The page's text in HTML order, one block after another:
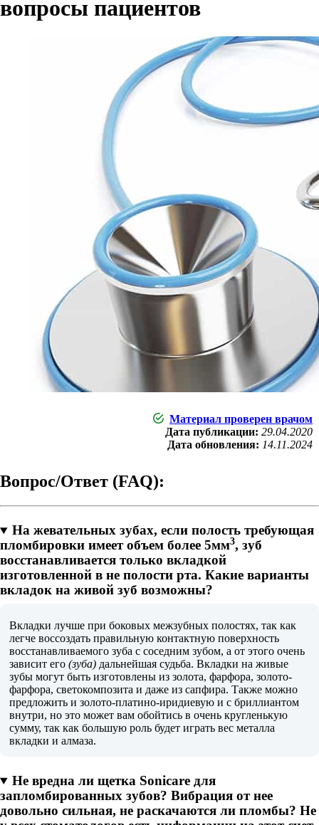
вопросы пациентов
Материал проверен врачом
Дата публикации: 29.04.2020
Дата обновления: 14.11.2024
Вопрос/Ответ (FAQ):
На жевательных зубах, если полость требующая
пломбировки имеет объем более 5мм3, зуб
восстанавливается только вкладкой
изготовленной в не полости рта. Какие варианты
вкладок на живой зуб возможны?
Вкладки лучше при боковых межзубных полостях, так как
легче воссоздать правильную контактную поверхность
восстанавливаемого зуба с соседним зубом, а от этого очень
зависит его(зуба) дальнейшая судьба. Вкладки на живые
зубы могут быть изготовлены из золота, фарфора, золото-
фарфора, светокомпозита и даже из сапфира. Также можно
предложить и золото-платино-иридиевую и с бриллиантом
внутри, но это может вам обойтись в очень кругленькую
сумму, так как большую роль будет играть вес металла
вкладки и алмаза.
Не вредна ли щетка Sonicare для
запломбированных зубов? Вибрация от нее
довольно сильная, не раскачаются ли пломбы? Не